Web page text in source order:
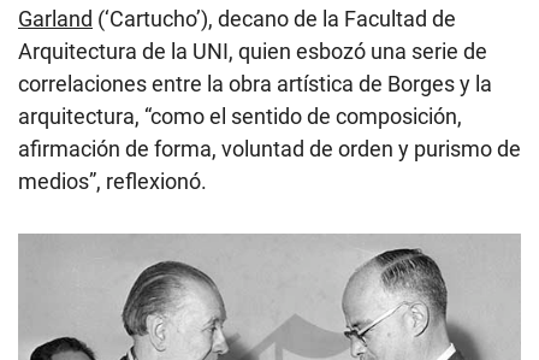
Garland (‘Cartucho’), decano de la Facultad de
Arquitectura de la UNI, quien esbozó una serie de
correlaciones entre la obra artística de Borges y la
arquitectura, “como el sentido de composición,
afirmación de forma, voluntad de orden y purismo de
medios”, reflexionó.